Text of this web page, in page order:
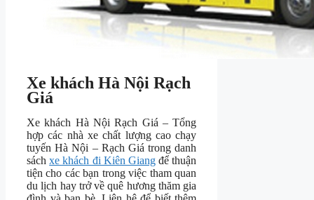
Xe khách Hà Nội Rạch
Giá
Xe khách Hà Nội Rạch Giá – Tổng
hợp các nhà xe chất lượng cao chạy
tuyến Hà Nội – Rạch Giá trong danh
sáchxe khách đi Kiên Giang để thuận
tiện cho các bạn trong việc tham quan
du lịch hay trở về quê hương thăm gia